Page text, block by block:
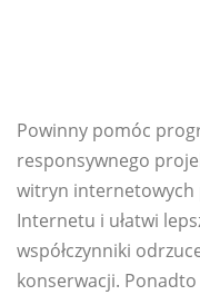
Powinny pomóc
responsywnego
witryn
Internetu i ułatwi
współczynniki
konserwacji.